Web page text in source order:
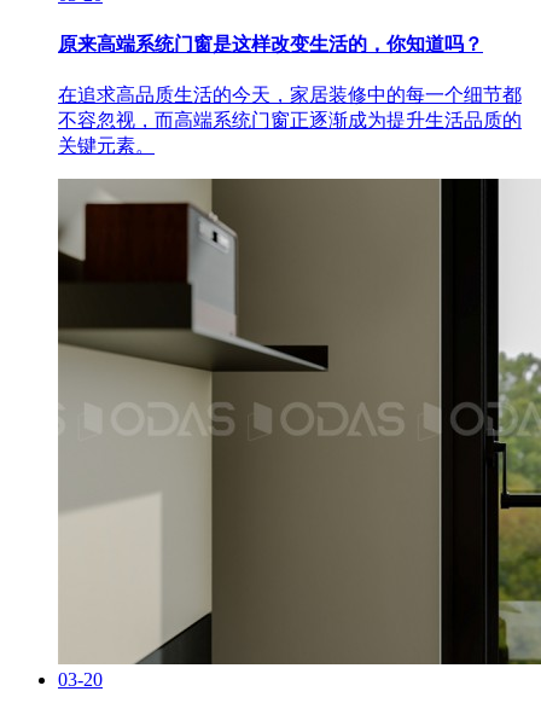
原来高端系统门窗是这样改变生活的，你知道吗？
在追求高品质生活的今天，家居装修中的每一个细节都
不容忽视，而高端系统门窗正逐渐成为提升生活品质的
关键元素。
03-20